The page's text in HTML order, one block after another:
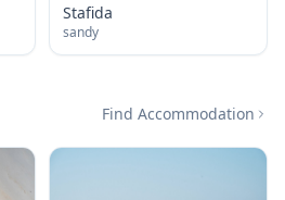
Stafida
sandy
Find Accommodation